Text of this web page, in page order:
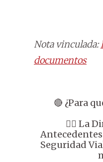
Nota vinculada:
documentos
🔴 ¿Para
👉🏼 La
Seguridad